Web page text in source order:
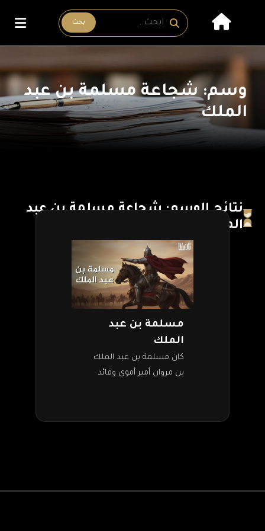
بحث
وسم: شجاعة مسلمة بن عبد
الملك
نتائج الوسم: شجاعة مسلمة بن عبد
الملك
مسلمة بن عبد
الملك
كان مسلمة بن عبد الملك
بن مروان أمير أموي وقائد
الإسلامي. خاض الكثير من